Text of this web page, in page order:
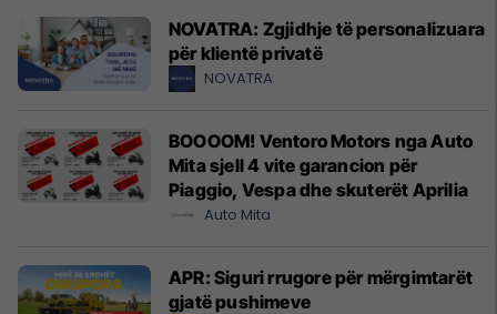
NOVATRA: Zgjidhje të personalizuara
për klientë privatë
NOVATRA
BOOOOM! Ventoro Motors nga Auto
Mita sjell 4 vite garancion për
Piaggio, Vespa dhe skuterët Aprilia
Auto Mita
APR: Siguri rrugore për mërgimtarët
gjatë pushimeve